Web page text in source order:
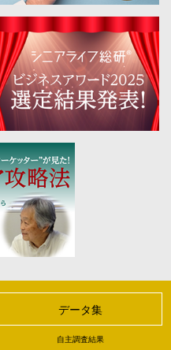
データ集
自主調査結果